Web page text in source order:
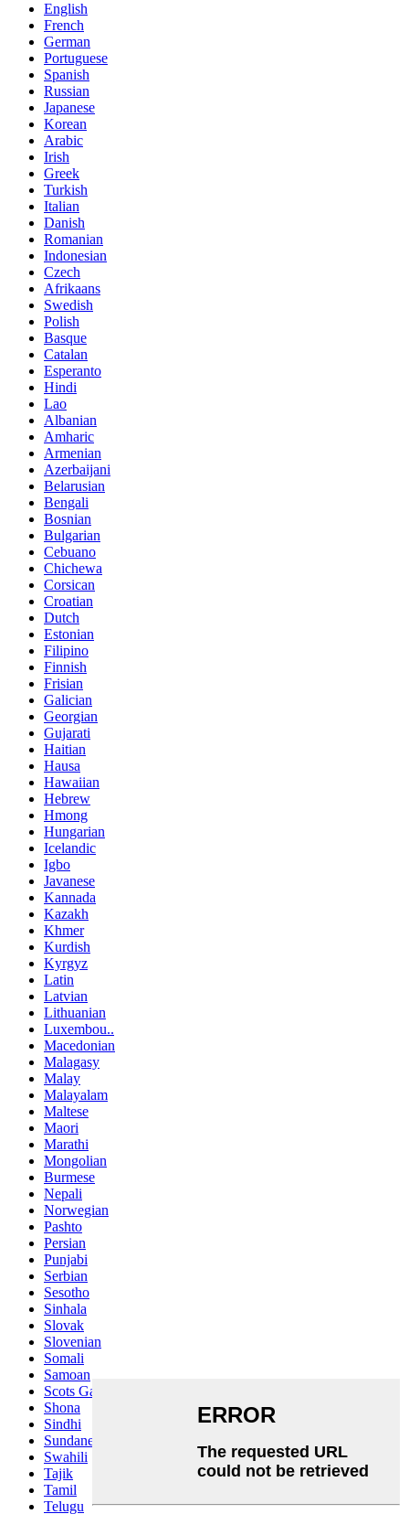
English
French
German
Portuguese
Spanish
Russian
Japanese
Korean
Arabic
Irish
Greek
Turkish
Italian
Danish
Romanian
Indonesian
Czech
Afrikaans
Swedish
Polish
Basque
Catalan
Esperanto
Hindi
Lao
Albanian
Amharic
Armenian
Azerbaijani
Belarusian
Bengali
Bosnian
Bulgarian
Cebuano
Chichewa
Corsican
Croatian
Dutch
Estonian
Filipino
Finnish
Frisian
Galician
Georgian
Gujarati
Haitian
Hausa
Hawaiian
Hebrew
Hmong
Hungarian
Icelandic
Igbo
Javanese
Kannada
Kazakh
Khmer
Kurdish
Kyrgyz
Latin
Latvian
Lithuanian
Luxembou..
Macedonian
Malagasy
Malay
Malayalam
Maltese
Maori
Marathi
Mongolian
Burmese
Nepali
Norwegian
Pashto
Persian
Punjabi
Serbian
Sesotho
Sinhala
Slovak
Slovenian
Somali
Samoan
Scots Gaelic
Shona
Sindhi
Sundanese
Swahili
Tajik
Tamil
Telugu